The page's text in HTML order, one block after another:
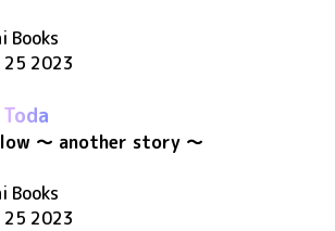
Books
25 2023
〜 another story 〜
Books
25 2023